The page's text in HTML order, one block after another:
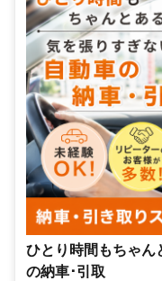
ひとり時間もちゃん
の納車･引取